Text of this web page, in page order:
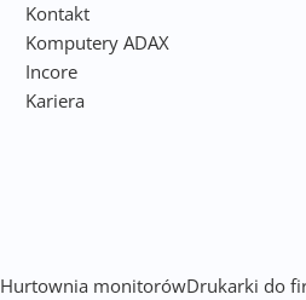
Kontakt
Komputery ADAX
Incore
Kariera
Hurtownia monitorówDrukarki do